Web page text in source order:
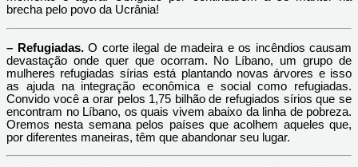
brecha pelo povo da Ucrânia!
– Refugiadas.O corte ilegal de madeira e os incêndios causam
devastação onde quer que ocorram. No Líbano, um grupo de
mulheres refugiadas sírias está plantando novas árvores e isso
as ajuda na integração econômica e social como refugiadas.
Convido você a orar pelos 1,75 bilhão de refugiados sírios que se
encontram no Líbano, os quais vivem abaixo da linha de pobreza.
Oremos nesta semana pelos países que acolhem aqueles que,
por diferentes maneiras, têm que abandonar seu lugar.